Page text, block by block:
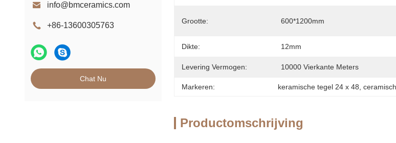
info@bmceramics.com
+86-13600305763
Chat Nu
Grootte: 600*1200mm
Dikte: 12mm
Levering Vermogen: 10000 Vierkante Meters
Markeren: keramische tegel 24 x 48 ,
Productomschrijving